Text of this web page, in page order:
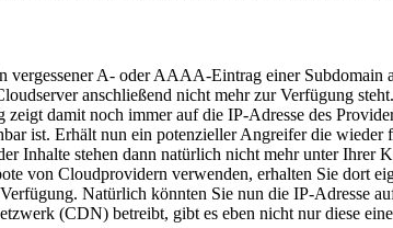
vergessener A- oder AAAA-Eintrag einer
anschließend nicht mehr zur Verfügung
damit noch immer auf die IP-Adresse des
ist. Erhält nun ein potenzieller Angreifer die
Inhalte stehen dann natürlich nicht mehr unter Ihrer
von Cloudprovidern verwenden, erhalten Sie dort
Natürlich könnten Sie nun die IP-Adresse
(CDN) betreibt, gibt es eben nicht nur diese